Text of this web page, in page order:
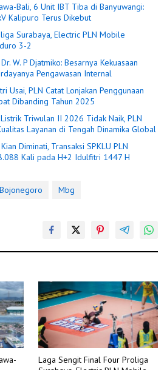
Bali, 6 Unit IBT Tiba di Banyuwangi:
Kalipuro Terus Dikebut
Surabaya, Electric PLN Mobile
3-2
W. P Djatmiko: Besarnya Kekuasaan
Pengawasan Internal
Usai, PLN Catat Lonjakan Penggunaan
Dibanding Tahun 2025
Triwulan II 2026 Tidak Naik, PLN
Layanan di Tengah Dinamika Global
Diminati, Transaksi SPKLU PLN
Kali pada H+2 Idulfitri 1447 H
Mbg
Laga Sengit Final Four Proliga